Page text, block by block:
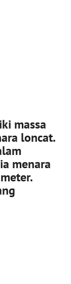
massa
loncat.
menara